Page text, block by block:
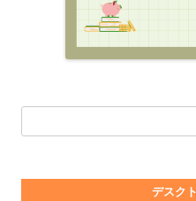
デスク